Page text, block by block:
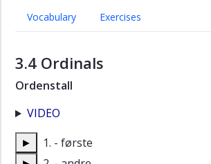
Vocabulary Exercises
3.4 Ordinals
Ordenstall
VIDEO
►
1. - første